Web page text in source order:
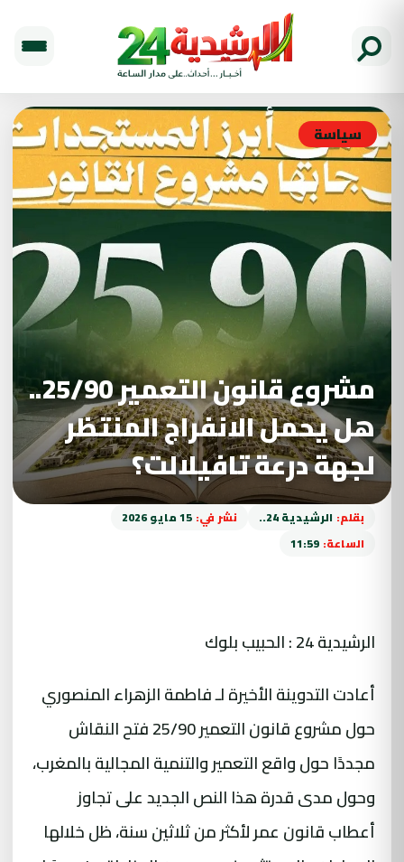
سياسة
مشروع قانون التعمير 25/90..
هل يحمل الانفراج المنتظر
لجهة درعة تافيلالت؟
بقلم: الرشيدية 24.. نشر في: 15 مايو 2026
الساعة: 11:59
الرشيدية 24 : الحبيب بلوك
أعادت التدوينة الأخيرة لـ فاطمة الزهراء المنصوري
حول مشروع قانون التعمير 25/90 فتح النقاش
مجددًا حول واقع التعمير والتنمية المجالية بالمغرب،
وحول مدى قدرة هذا النص الجديد على تجاوز
أعطاب قانون عمر لأكثر من ثلاثين سنة، ظل خلالها